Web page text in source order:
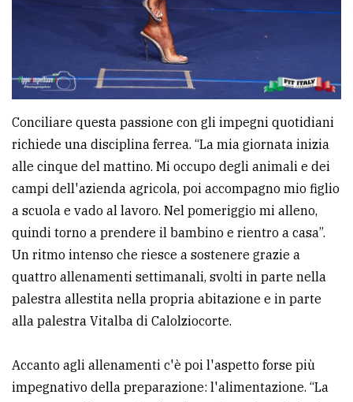
Conciliare questa passione con gli impegni quotidiani
richiede una disciplina ferrea. “La mia giornata inizia
alle cinque del mattino. Mi occupo degli animali e dei
campi dell'azienda agricola, poi accompagno mio figlio
a scuola e vado al lavoro. Nel pomeriggio mi alleno,
quindi torno a prendere il bambino e rientro a casa”.
Un ritmo intenso che riesce a sostenere grazie a
quattro allenamenti settimanali, svolti in parte nella
palestra allestita nella propria abitazione e in parte
alla palestra Vitalba di Calolziocorte.
Accanto agli allenamenti c'è poi l'aspetto forse più
impegnativo della preparazione: l'alimentazione. “La